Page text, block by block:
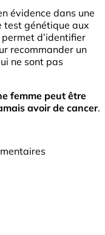
évidence dans une
test génétique aux
d’identifier
recommander un
ne sont pas
femme peut être
avoir de cancer.